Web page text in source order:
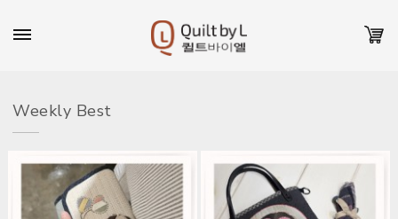
Weekly Best